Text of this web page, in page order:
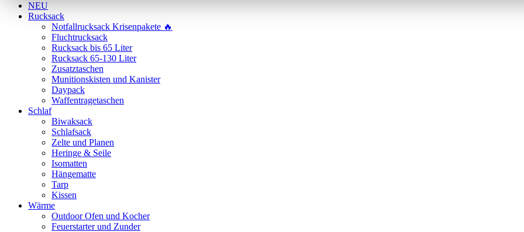
NEU
Rucksack
Notfallrucksack Krisenpakete 🔥
Fluchtrucksack
Rucksack bis 65 Liter
Rucksack 65-130 Liter
Zusatztaschen
Munitionskisten und Kanister
Daypack
Waffentragetaschen
Schlaf
Biwaksack
Schlafsack
Zelte und Planen
Heringe & Seile
Isomatten
Hängematte
Tarp
Kissen
Wärme
Outdoor Ofen und Kocher
Feuerstarter und Zunder